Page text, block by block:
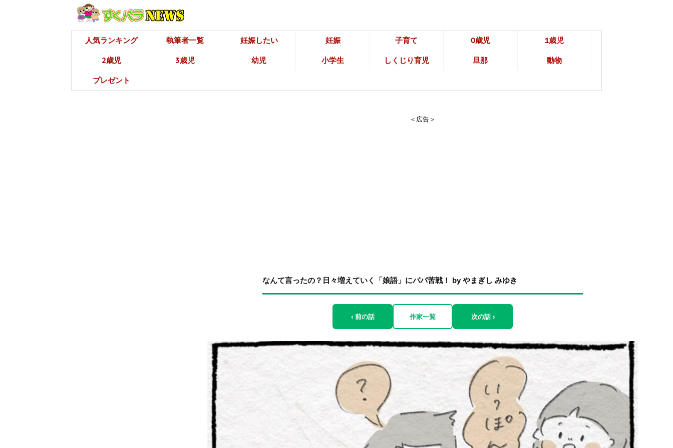
人気ランキング 執筆者一覧 妊娠したい 妊娠 子育て 0歳児 1歳児
2歳児 3歳児 幼児 小学生 しくじり育児 旦那 動物
プレゼント
＜広告＞
なんて言ったの？日々増えていく「娘語」にパパ苦戦！ by やまぎし みゆき
‹ 前の話 作家一覧 次の話 ›